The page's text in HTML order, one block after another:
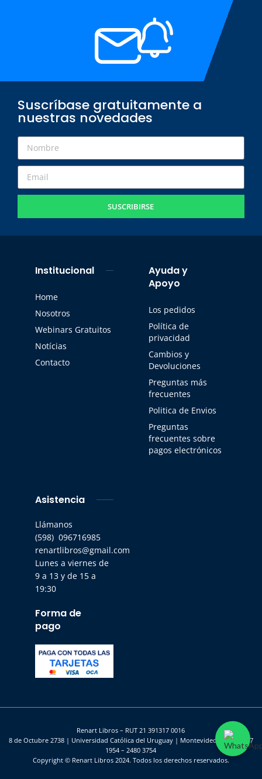
Suscríbase gratuitamente a
nuestras novedades
SUSCRIBIRSE
Institucional
Home
Nosotros
Webinars Gratuitos
Notícias
Contacto
Ayuda y
Apoyo
Los pedidos
Política de
privacidad
Cambios y
Devoluciones
Preguntas más
frecuentes
Politica de Envios
Preguntas
frecuentes sobre
pagos electrónicos
Asistencia
Llámanos
(598) 096716985
renartlibros@gmail.com
Lunes a viernes de
9 a 13 y de 15 a
19:30
Forma de
pago
Renart Libros – RUT 21 391317 0016
8 de Octubre 2738 | Universidad Católica del Uruguay | Montevideo – UY | 2487
1954 – 2480 3754
Copyright © Renart Libros 2024. Todos los derechos reservados.